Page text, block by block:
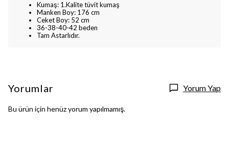
Kumaş: 1.Kalite tüvit kumaş
Manken Boy: 176 cm
Ceket Boy: 52 cm
36-38-40-42 beden
Tam Astarlıdır.
Yorumlar Yorum Yap
Bu ürün için henüz yorum yapılmamış.